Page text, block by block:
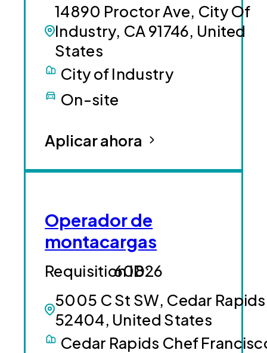
14890 Proctor Ave, City Of
Industry, CA 91746, United
States
City of Industry
On-site
Aplicar ahora
Operador de
montacargas
5005 C St SW, Cedar
52404, United States
60826
Cedar Rapids Chef